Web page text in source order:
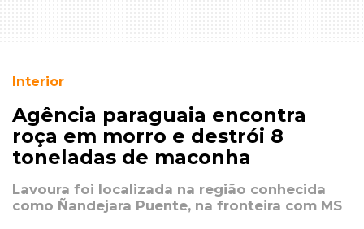
Interior
Agência paraguaia encontra
roça em morro e destrói 8
toneladas de maconha
Lavoura foi localizada na região conhecida
como Ñandejara Puente, na fronteira com MS